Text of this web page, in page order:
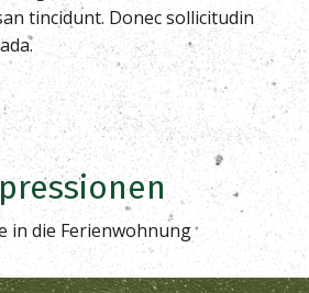
tincidunt. Donec sollicitudin
in die Ferienwohnung